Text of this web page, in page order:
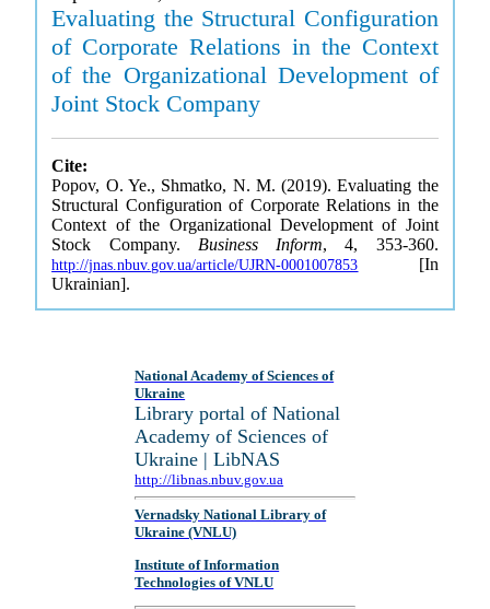
Evaluating the Structural Configuration
of Corporate Relations in the Context
of the Organizational Development of
Joint Stock Company
Cite:
Popov, O. Ye., Shmatko, N. M. (2019). Evaluating the
Structural Configuration of Corporate Relations in the
Context of the Organizational Development of Joint
Stock Company. Business Inform, 4, 353-360.
http://jnas.nbuv.gov.ua/article/UJRN-0001007853 [In
Ukrainian].
National Academy of Sciences of
Ukraine
Library portal of National
Academy of Sciences of
Ukraine | LibNAS
http://libnas.nbuv.gov.ua
Vernadsky National Library of
Ukraine (VNLU)
Institute of Information
Technologies of VNLU